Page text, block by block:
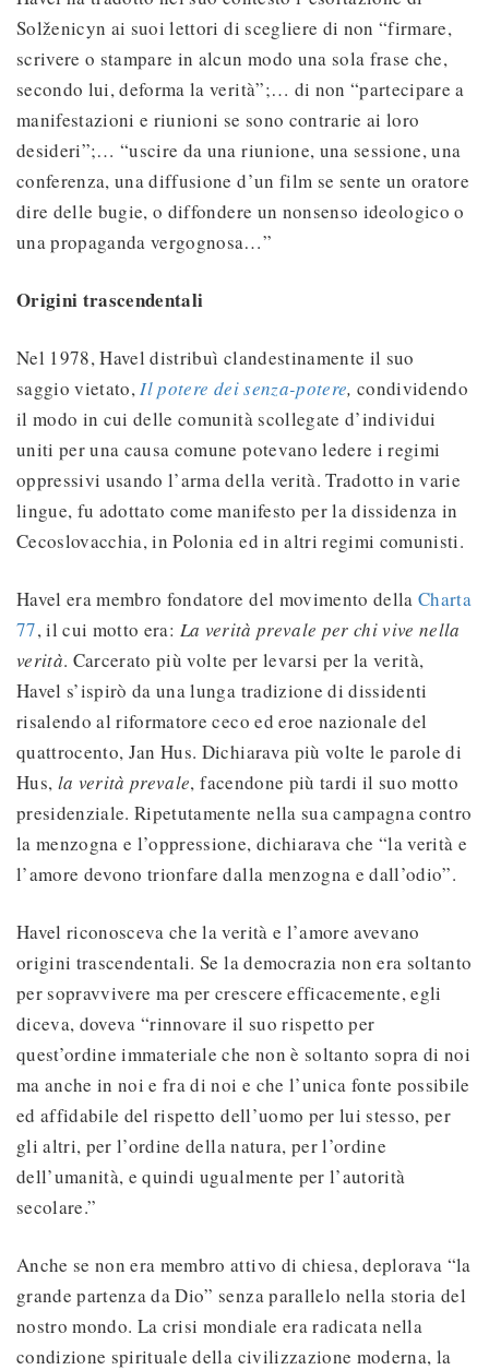
Solženicyn ai suoi lettori di scegliere di non “firmare,
scrivere o stampare in alcun modo una sola frase che,
secondo lui, deforma la verità”;… di non “partecipare a
manifestazioni e riunioni se sono contrarie ai loro
desideri”;… “uscire da una riunione, una sessione, una
conferenza, una diffusione d’un film se sente un oratore
dire delle bugie, o diffondere un nonsenso ideologico o
una propaganda vergognosa…”
Origini trascendentali
Nel 1978, Havel distribuì clandestinamente il suo
saggio vietato,Il potere dei senza-potere, condividendo
il modo in cui delle comunità scollegate d’individui
uniti per una causa comune potevano ledere i regimi
oppressivi usando l’arma della verità. Tradotto in varie
lingue, fu adottato come manifesto per la dissidenza in
Cecoslovacchia, in Polonia ed in altri regimi comunisti.
Havel era membro fondatore del movimento della Charta
77, il cui motto era: La verità prevale per chi vive nella
verità. Carcerato più volte per levarsi per la verità,
Havel s’ispirò da una lunga tradizione di dissidenti
risalendo al riformatore ceco ed eroe nazionale del
quattrocento, Jan Hus. Dichiarava più volte le parole di
Hus, la verità prevale, facendone più tardi il suo motto
presidenziale. Ripetutamente nella sua campagna contro
la menzogna e l’oppressione, dichiarava che “la verità e
l’amore devono trionfare dalla menzogna e dall’odio”.
Havel riconosceva che la verità e l’amore avevano
origini trascendentali. Se la democrazia non era soltanto
per sopravvivere ma per crescere efficacemente, egli
diceva, doveva “rinnovare il suo rispetto per
quest’ordine immateriale che non è soltanto sopra di noi
ma anche in noi e fra di noi e che l’unica fonte possibile
ed affidabile del rispetto dell’uomo per lui stesso, per
gli altri, per l’ordine della natura, per l’ordine
dell’umanità, e quindi ugualmente per l’autorità
secolare.”
Anche se non era membro attivo di chiesa, deplorava “la
grande partenza da Dio” senza parallelo nella storia del
nostro mondo. La crisi mondiale era radicata nella
condizione spirituale della civilizzazione moderna, la